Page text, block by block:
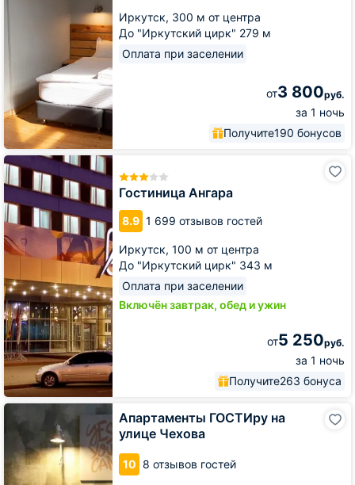
Иркутск, 300 м от центра
До "Иркутский цирк" 279 м
Оплата при заселении
от3 800руб.
за 1 ночь
Получите190 бонусов
Гостиница Ангара
8.9 1 699 отзывов гостей
Иркутск, 100 м от центра
До "Иркутский цирк" 343 м
Оплата при заселении
Включён завтрак, обед и ужин
от5 250руб.
за 1 ночь
Получите263 бонуса
Гостиница
Ангара
Апартаменты ГОСТИру на
улице Чехова
10 8 отзывов гостей
Апартаменты
ГОСТИру
улице
Чехова